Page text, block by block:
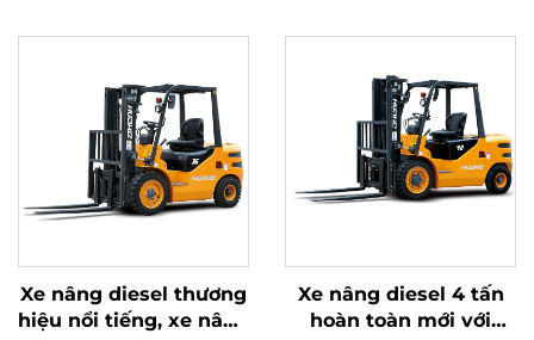
Xe nâng diesel thương
hiệu nổi tiếng, xe nâng
Xe nâng diesel 4 tấn
hoàn toàn mới với